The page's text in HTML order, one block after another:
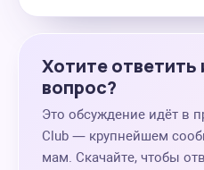
Хотите ответить
вопрос?
Это обсуждение идёт в
Club — крупнейшем
мам. Скачайте, чтобы